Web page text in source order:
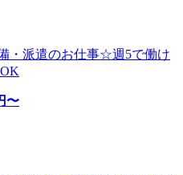
・派遣のお仕事☆週5で働け
〜